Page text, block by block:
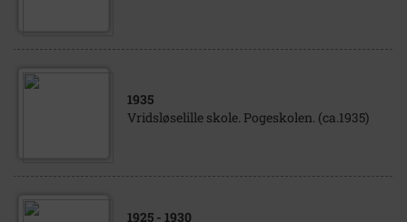
1935
Vridsløselille skole. Pogeskolen. (ca.1935)
1925 - 1930